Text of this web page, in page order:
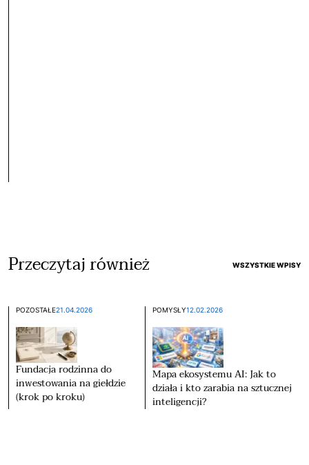
Przeczytaj również WSZYSTKIE WPISY
POZOSTAŁE21.04.2026
Fundacja rodzinna do
inwestowania na giełdzie
(krok po kroku)
POMYSŁY12.02.2026
Mapa ekosystemu AI: Jak to
działa i kto zarabia na sztucznej
inteligencji?